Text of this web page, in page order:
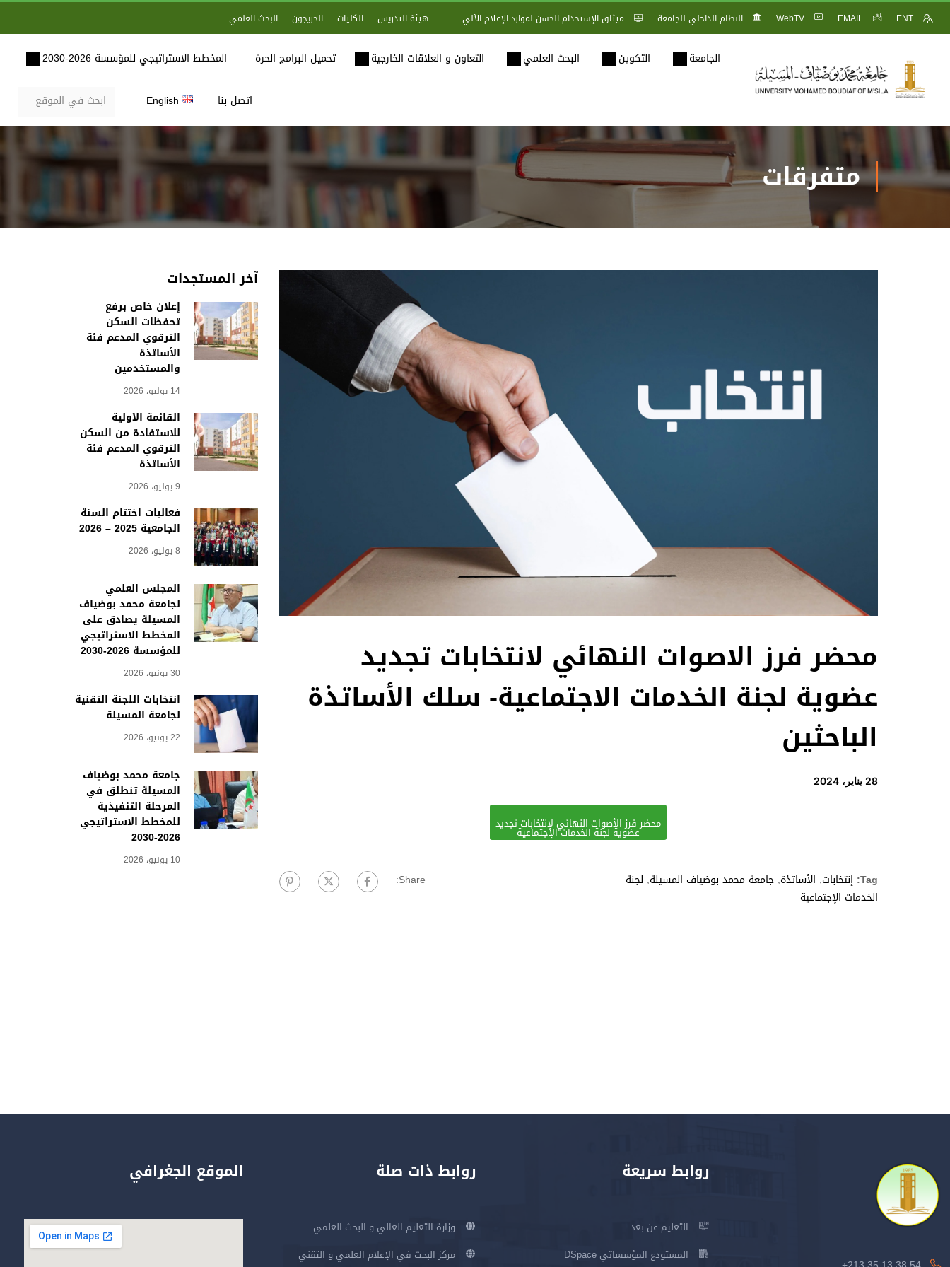
ENT
EMAIL
WebTV النظام الداخلي للجامعة ميثاق الإستخدام الحسن لموارد الإعلام الآلي هيئة التدريس الكليات الخريجون البحث العلمي
الجامعة التكوين البحث العلمي التعاون و العلاقات الخارجية تحميل البرامج الحرة المخطط الاستراتيجي للمؤسسة 2026-2030
اتصل بنا English
متفرقات
محضر فرز الاصوات النهائي لانتخابات تجديد
عضوية لجنة الخدمات الاجتماعية‎- سلك الأساتذة
الباحثين
28 يناير، 2024
محضر فرز الأصوات النهائي لإنتخابات تجديد
عضوية لجنة الخدمات الإجتماعية
Tag: إنتخابات, الأساتذة, جامعة محمد بوضياف المسيلة, لجنة
الخدمات الإجتماعية
Share:
آخر المستجدات
إعلان خاص برفع
تحفظات السكن
الترقوي المدعم فئة
الأساتذة
والمستخدمين
14 يوليو، 2026
القائمة الأولية
للاستفادة من السكن
الترقوي المدعم فئة
الأساتذة
9 يوليو، 2026
فعاليات اختتام السنة
الجامعية 2025 – 2026
8 يوليو، 2026
المجلس العلمي
لجامعة محمد بوضياف
المسيلة يصادق على
المخطط الاستراتيجي
للمؤسسة 2026-2030
30 يونيو، 2026
انتخابات اللجنة التقنية
لجامعة المسيلة
22 يونيو، 2026
جامعة محمد بوضياف
المسيلة تنطلق في
المرحلة التنفيذية
للمخطط الاستراتيجي
2026-2030
10 يونيو، 2026
روابط سريعة
التعليم عن بعد
المستودع المؤسساتي DSpace
روابط ذات صلة
وزارة التعليم العالي و البحث العلمي
مركز البحث في الإعلام العلمي و التقني
الموقع الجغرافي